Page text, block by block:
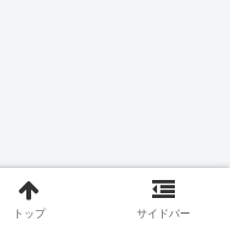
トップ サイドバー